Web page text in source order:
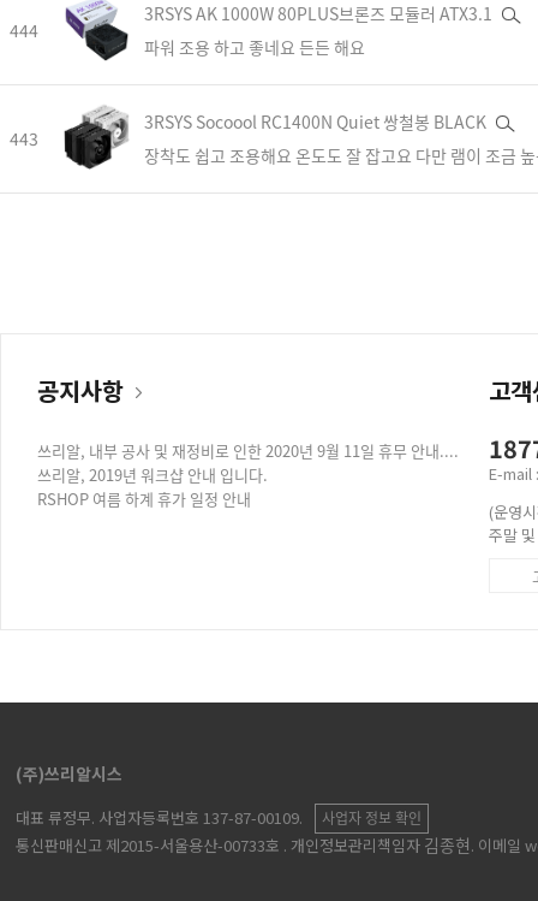
444
3RSYS AK 1000W 80PLUS브론즈 모듈러 ATX3.1
파워 조용 하고 좋네요 든든 해요
443
3RSYS Socoool RC1400N Quiet 쌍철봉 BLACK
장착도 쉽고 조용해요 온도도 잘 잡고요 다만 램이 조금
공지사항
쓰리알, 내부 공사 및 재정비로 인한 2020년 9월 11일 휴무 안내....
쓰리알, 2019년 워크샵 안내 입니다.
RSHOP 여름 하계 휴가 일정 안내
고
E-
(운영
주말
(주)쓰리알시스
대표 류정무. 사업자등록번호 137-87-00109. 사업자 정보 확인
통신판매신고 제2015-서울용산-00733호 . 개인정보관리책임자 김종현. 이메일